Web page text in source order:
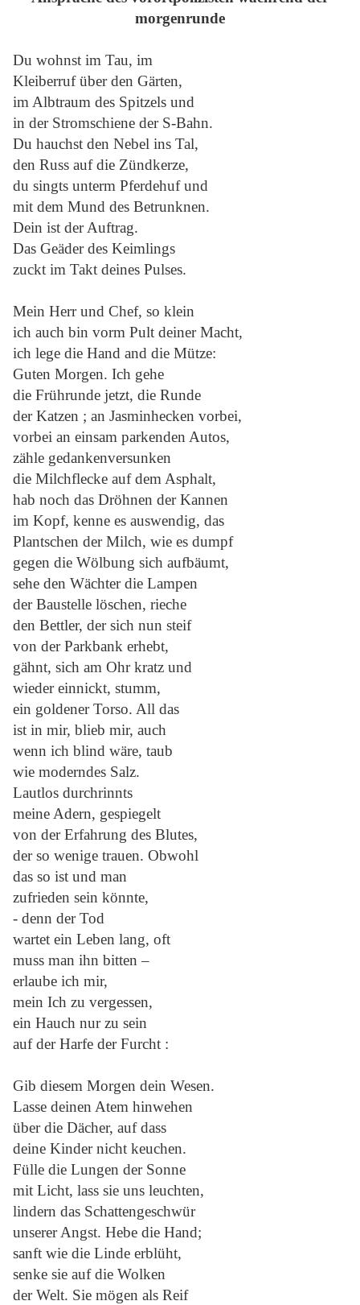
morgenrunde
Du wohnst im Tau, im
Kleiberruf über den Gärten,
im Albtraum des Spitzels und
in der Stromschiene der S-Bahn.
Du hauchst den Nebel ins Tal,
den Russ auf die Zündkerze,
du singts unterm Pferdehuf und
mit dem Mund des Betrunknen.
Dein ist der Auftrag.
Das Geäder des Keimlings
zuckt im Takt deines Pulses.
Mein Herr und Chef, so klein
ich auch bin vorm Pult deiner Macht,
ich lege die Hand and die Mütze:
Guten Morgen. Ich gehe
die Frührunde jetzt, die Runde
der Katzen ; an Jasminhecken vorbei,
vorbei an einsam parkenden Autos,
zähle gedankenversunken
die Milchflecke auf dem Asphalt,
hab noch das Dröhnen der Kannen
im Kopf, kenne es auswendig, das
Plantschen der Milch, wie es dumpf
gegen die Wölbung sich aufbäumt,
sehe den Wächter die Lampen
der Baustelle löschen, rieche
den Bettler, der sich nun steif
von der Parkbank erhebt,
gähnt, sich am Ohr kratz und
wieder einnickt, stumm,
ein goldener Torso. All das
ist in mir, blieb mir, auch
wenn ich blind wäre, taub
wie moderndes Salz.
Lautlos durchrinnts
meine Adern, gespiegelt
von der Erfahrung des Blutes,
der so wenige trauen. Obwohl
das so ist und man
zufrieden sein könnte,
- denn der Tod
wartet ein Leben lang, oft
muss man ihn bitten –
erlaube ich mir,
mein Ich zu vergessen,
ein Hauch nur zu sein
auf der Harfe der Furcht :
Gib diesem Morgen dein Wesen.
Lasse deinen Atem hinwehen
über die Dächer, auf dass
deine Kinder nicht keuchen.
Fülle die Lungen der Sonne
mit Licht, lass sie uns leuchten,
lindern das Schattengeschwür
unserer Angst. Hebe die Hand;
sanft wie die Linde erblüht,
senke sie auf die Wolken
der Welt. Sie mögen als Reif